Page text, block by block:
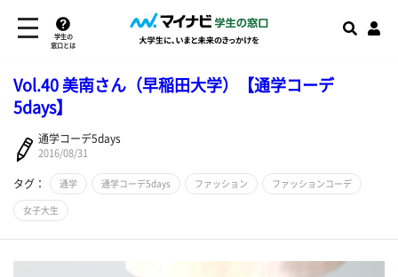
学生の
窓口とは
Vol.40 美南さん（早稲田大学）【通学コーデ
5days】
通学コーデ5days
2016/08/31
タグ： 通学 通学コーデ5days ファッション ファッションコーデ
女子大生